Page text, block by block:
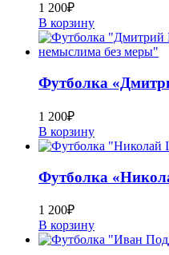
1 200₽
В корзину
Футболка
1 200₽
В корзину
Футболка
1 200₽
В корзину